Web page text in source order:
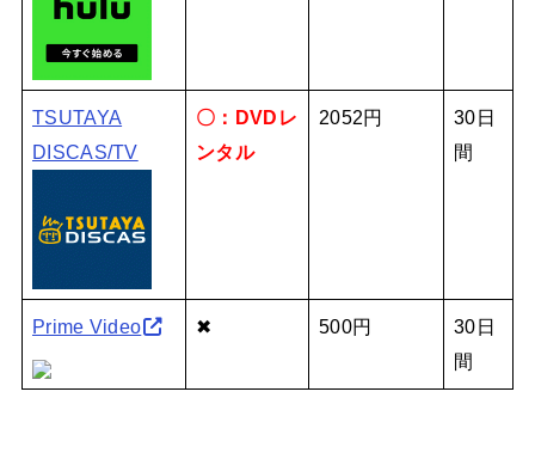
TSUTAYA
DISCAS/TV
〇：DVDレ
ンタル
2052円
30日
間
Prime Video ✖ 500円
30日
間